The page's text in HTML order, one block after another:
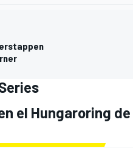
el Hungaroring de